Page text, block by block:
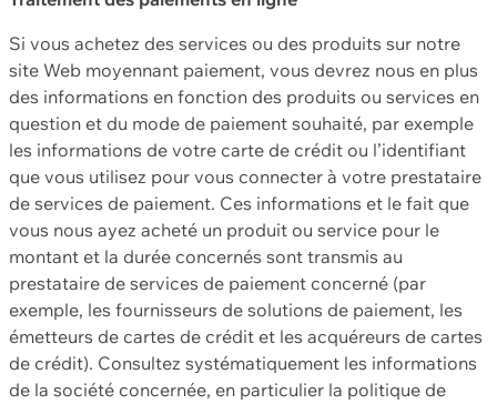
Si vous achetez des services ou des produits sur notre
site Web moyennant paiement, vous devrez nous en plus
des informations en fonction des produits ou services en
question et du mode de paiement souhaité, par exemple
les informations de votre carte de crédit ou l’identifiant
que vous utilisez pour vous connecter à votre prestataire
de services de paiement. Ces informations et le fait que
vous nous ayez acheté un produit ou service pour le
montant et la durée concernés sont transmis au
prestataire de services de paiement concerné (par
exemple, les fournisseurs de solutions de paiement, les
émetteurs de cartes de crédit et les acquéreurs de cartes
de crédit). Consultez systématiquement les informations
de la société concernée, en particulier la politique de